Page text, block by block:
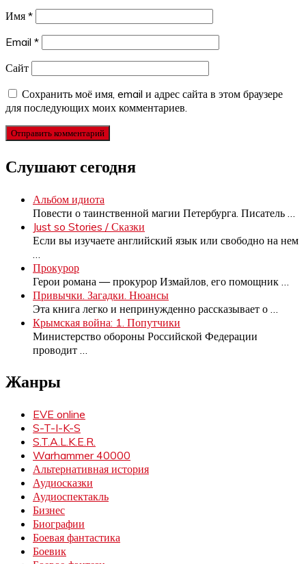
Имя *
Email *
Сайт
Сохранить моё имя, email и адрес сайта в этом браузере
для последующих моих комментариев.
Слушают сегодня
Альбом идиота
Повести о таинственной магии Петербурга. Писатель
Just so Stories / Сказки
Если вы изучаете английский язык или свободно на нем
Прокурор
Герои романа — прокурор Измайлов, его помощник
Привычки. Загадки. Нюансы
Эта книга легко и непринужденно рассказывает о
Крымская война: 1. Попутчики
Министерство обороны Российской Федерации
проводит
Жанры
EVE online
S-T-I-K-S
S.T.A.L.K.E.R.
Warhammer 40000
Альтернативная история
Аудиосказки
Аудиоспектакль
Бизнес
Биографии
Боевая фантастика
Боевик